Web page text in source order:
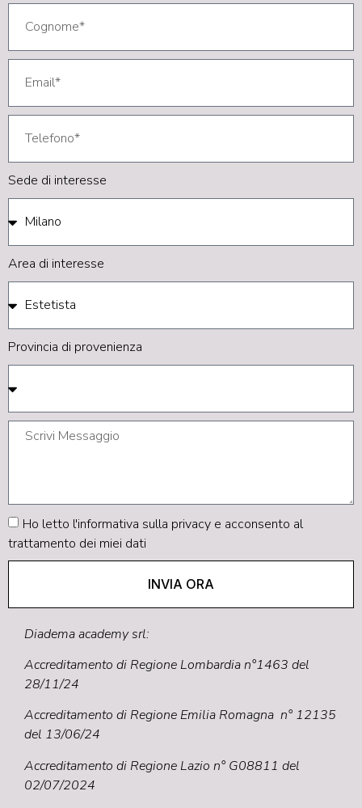
Sede di interesse
Area di interesse
Provincia di provenienza
Ho letto l'informativa sulla privacy e acconsento al
trattamento dei miei dati
INVIA ORA
Diadema academy srl:
Accreditamento di Regione Lombardia n°1463 del
28/11/24
Accreditamento di Regione Emilia Romagna n° 12135
del 13/06/24
Accreditamento di Regione Lazio n° G08811 del
02/07/2024